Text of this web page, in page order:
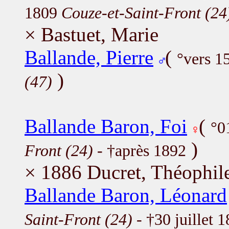
1809 Couze-et-Saint-Front
× Bastuet, Marie
Ballande, Pierre ( °vers
(47) )
Ballande Baron, Foi (
Front (24) - †après 1892 )
× 1886 Ducret,
Ballande Baron, Léonard
Saint-Front (24) - †30 juillet